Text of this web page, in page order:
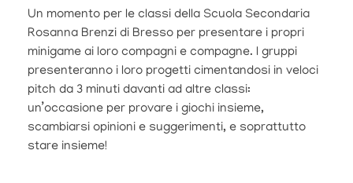
Un momento per le classi della Scuola Secondaria
Rosanna Brenzi di Bresso per presentare i propri
minigame ai loro compagni e compagne. I gruppi
presenteranno i loro progetti cimentandosi in veloci
pitch da 3 minuti davanti ad altre classi:
un’occasione per provare i giochi insieme,
scambiarsi opinioni e suggerimenti, e soprattutto
stare insieme!